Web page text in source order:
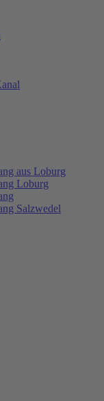
aus Loburg
Loburg
Salzwedel